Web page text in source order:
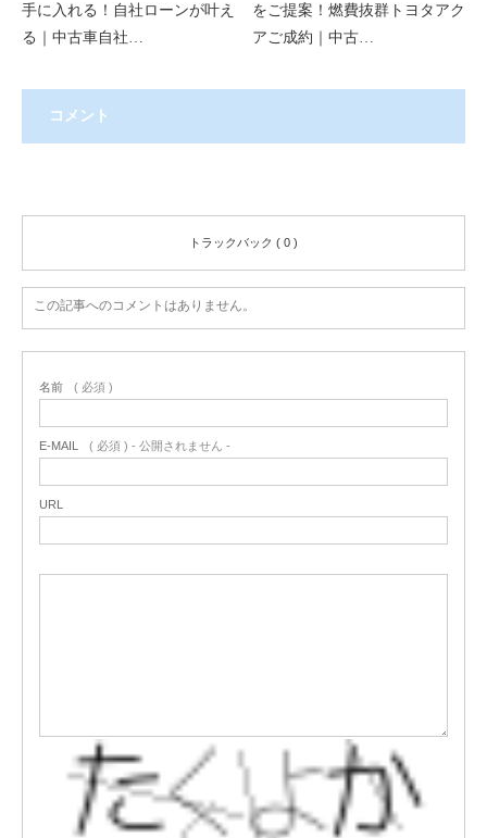
手に入れる！自社ローンが叶え
る｜中古車自社…
をご提案！燃費抜群トヨタアク
アご成約｜中古…
コメント
トラックバック ( 0 )
この記事へのコメントはありません。
名前 ( 必須 )
E-MAIL ( 必須 ) - 公開されません -
URL